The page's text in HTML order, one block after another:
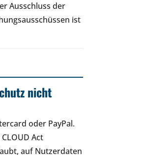
Ausschluss der
ist
nicht
oder PayPal.
Act
auf Nutzerdaten